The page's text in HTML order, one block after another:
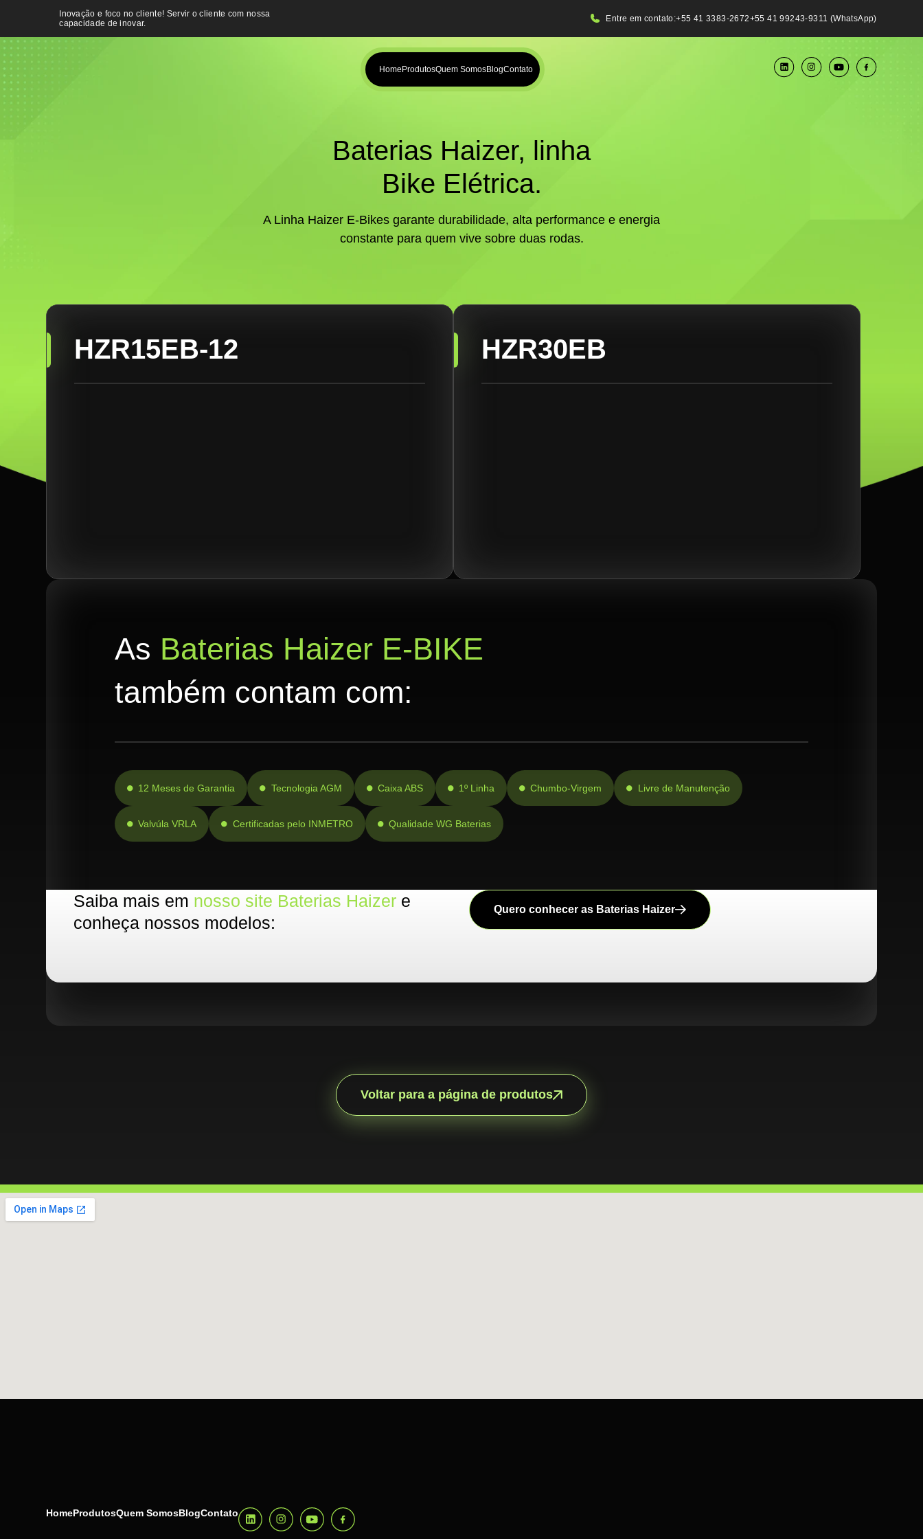
Inovação e foco no cliente! Servir o cliente com nossa
capacidade de inovar.
Entre em contato:+55 41 3383-2672+55 41 99243-9311 (WhatsApp)
Home ProdutosQuem SomosBlogContato
Baterias Haizer, linha
Bike Elétrica.
A Linha Haizer E-Bikes garante durabilidade, alta performance e energia
constante para quem vive sobre duas rodas.
HZR15EB-12 HZR30EB
As Baterias Haizer E-BIKE
também contam com:
12 Meses de Garantia Tecnologia AGM Caixa ABS 1º Linha Chumbo-Virgem Livre de Manutenção
Valvúla VRLA Certificadas pelo INMETRO Qualidade WG Baterias
Saiba mais em nosso site Baterias Haizer e
conheça nossos modelos:
Quero conhecer as Baterias Haizer
Voltar para a página de produtos
HomeProdutosQuem SomosBlogContato